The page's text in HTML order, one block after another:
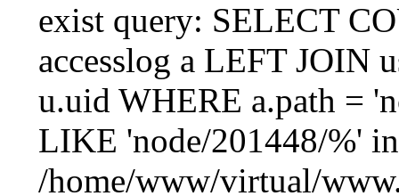
exist query: SELECT
accesslog a LEFT JOIN
u.uid WHERE a.path =
LIKE 'node/201448/%' in
/home/www/virtual/